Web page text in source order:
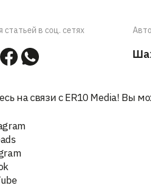
статьей в соц. сетях
на связи с ER10 Media! Вы